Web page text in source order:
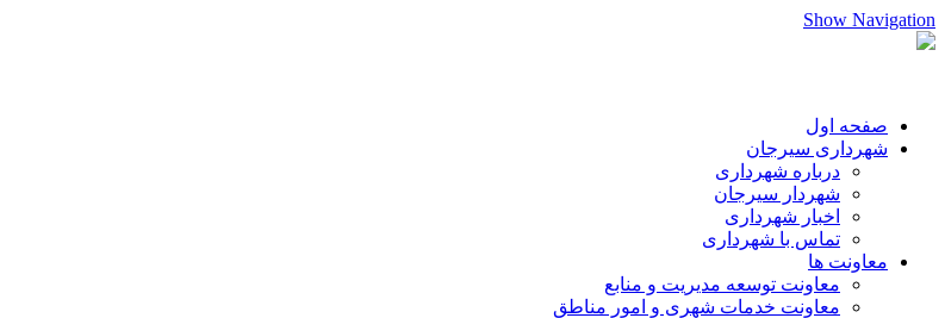
Show Navigation
صفحه اول
شهرداری سیرجان
درباره شهرداری
شهردار سیرجان
اخبار شهرداری
تماس با شهرداری
معاونت ها
معاونت توسعه مدیریت و منابع
معاونت خدمات شهری و امور مناطق